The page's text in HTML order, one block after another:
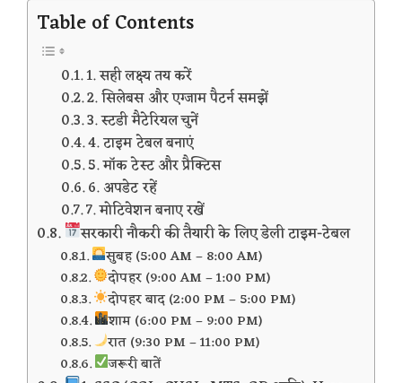
Table of Contents
1. सही लक्ष्य तय करें
2. सिलेबस और एग्जाम पैटर्न समझें
3. स्टडी मैटेरियल चुनें
4. टाइम टेबल बनाएं
5. मॉक टेस्ट और प्रैक्टिस
6. अपडेट रहें
7. मोटिवेशन बनाए रखें
सरकारी नौकरी की तैयारी के लिए डेली टाइम-टेबल
सुबह (5:00 AM – 8:00 AM)
दोपहर (9:00 AM – 1:00 PM)
दोपहर बाद (2:00 PM – 5:00 PM)
शाम (6:00 PM – 9:00 PM)
रात (9:30 PM – 11:00 PM)
जरूरी बातें